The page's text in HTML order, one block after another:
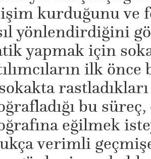
kurduğunu ve
yönlendirdiğini
yapmak için
ilk
bu
eğilmek
verimli